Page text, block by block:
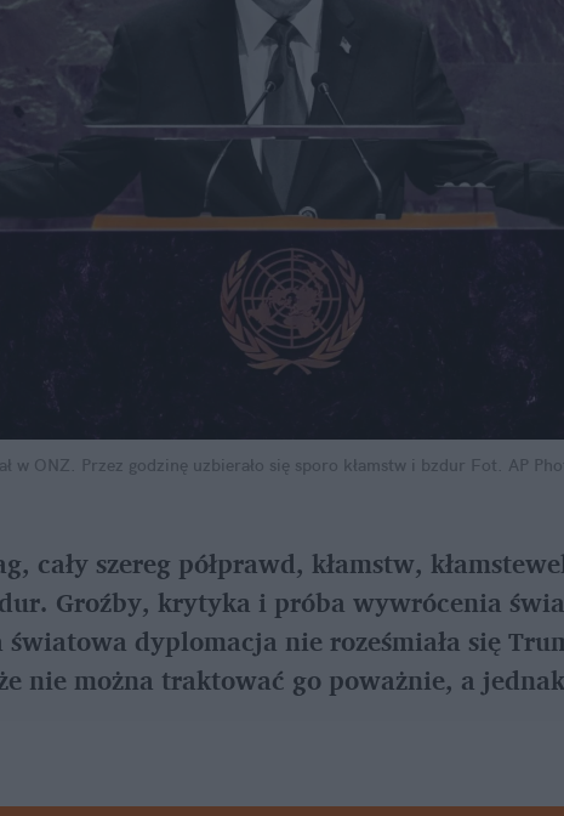
w ONZ. Przez godzinę uzbierało się sporo kłamstw i bzdur Fot. AP
cały szereg półprawd, kłamstw,
Groźby, krytyka i próba wywrócenia
światowa dyplomacja nie roześmiała się
nie można traktować go poważnie, a